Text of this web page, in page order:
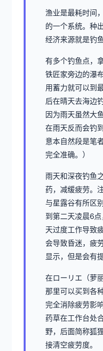
渔业是最耗时间
的一个系统。种
经济来源就是钓鱼
有多个钓鱼点，
铁匠家旁边的瀑
用蓄力就可以到
后在晴天去海边
因为雨天虽然大
在雨天反而会钓
意本自然段是笔
完全准确。）
雨天和深夜钓鱼
药，减缓疲劳。
与星露谷有所区
到第二天凌晨6
天过度工作导致
会导致昏迷，疲
显示，但是会有提
在ローリエ（萝
那里可以买到各
完全消除疲劳影
药草在工作台处
野，后面简称狐
接清空疲劳度。